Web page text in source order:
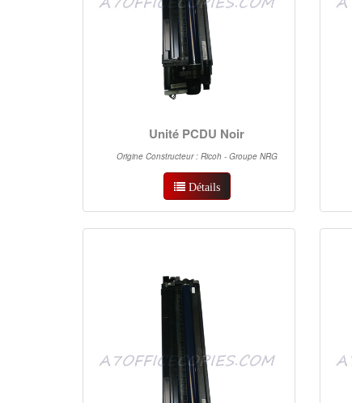
Unité PCDU Noir
Origine Constructeur : Ricoh - Groupe NRG
Détails